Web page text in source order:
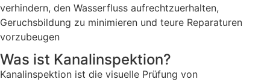
verhindern, den Wasserfluss aufrechtzuerhalten,
Geruchsbildung zu minimieren und teure Reparaturen
vorzubeugen
Was ist Kanalinspektion?
Kanalinspektion ist die visuelle Prüfung von